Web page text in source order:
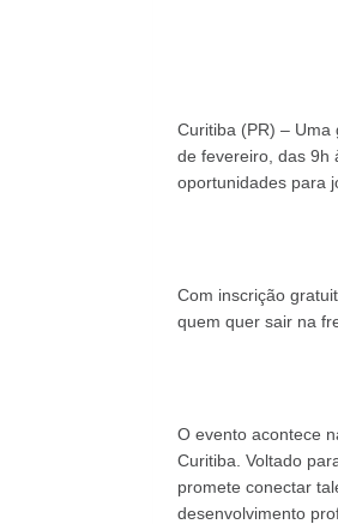
Curitiba (PR) –
de fevereiro, das 9h
oportunidades para
Com inscrição
quem quer sair na
O evento acontece
Curitiba. Voltado
promete conectar
desenvolvimento